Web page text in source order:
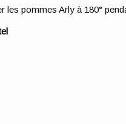
les pommes Arly à 180°